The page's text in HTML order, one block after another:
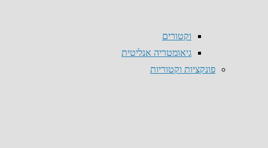
וקטורים
גיאומטריה אנליטית
פונקציות וקטוריות